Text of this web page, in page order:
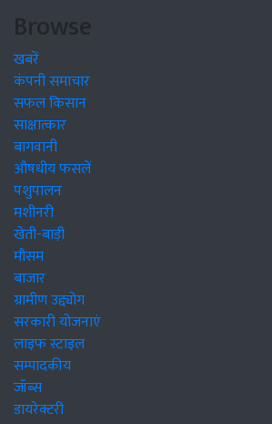
Browse
खबरें
कंपनी समाचार
सफल किसान
साक्षात्कार
बागवानी
औषधीय फसलें
पशुपालन
मशीनरी
खेती-बाड़ी
मौसम
बाजार
ग्रामीण उद्द्योग
सरकारी योजनाएं
लाइफ स्टाइल
सम्पादकीय
जॉब्स
डायरेक्टरी